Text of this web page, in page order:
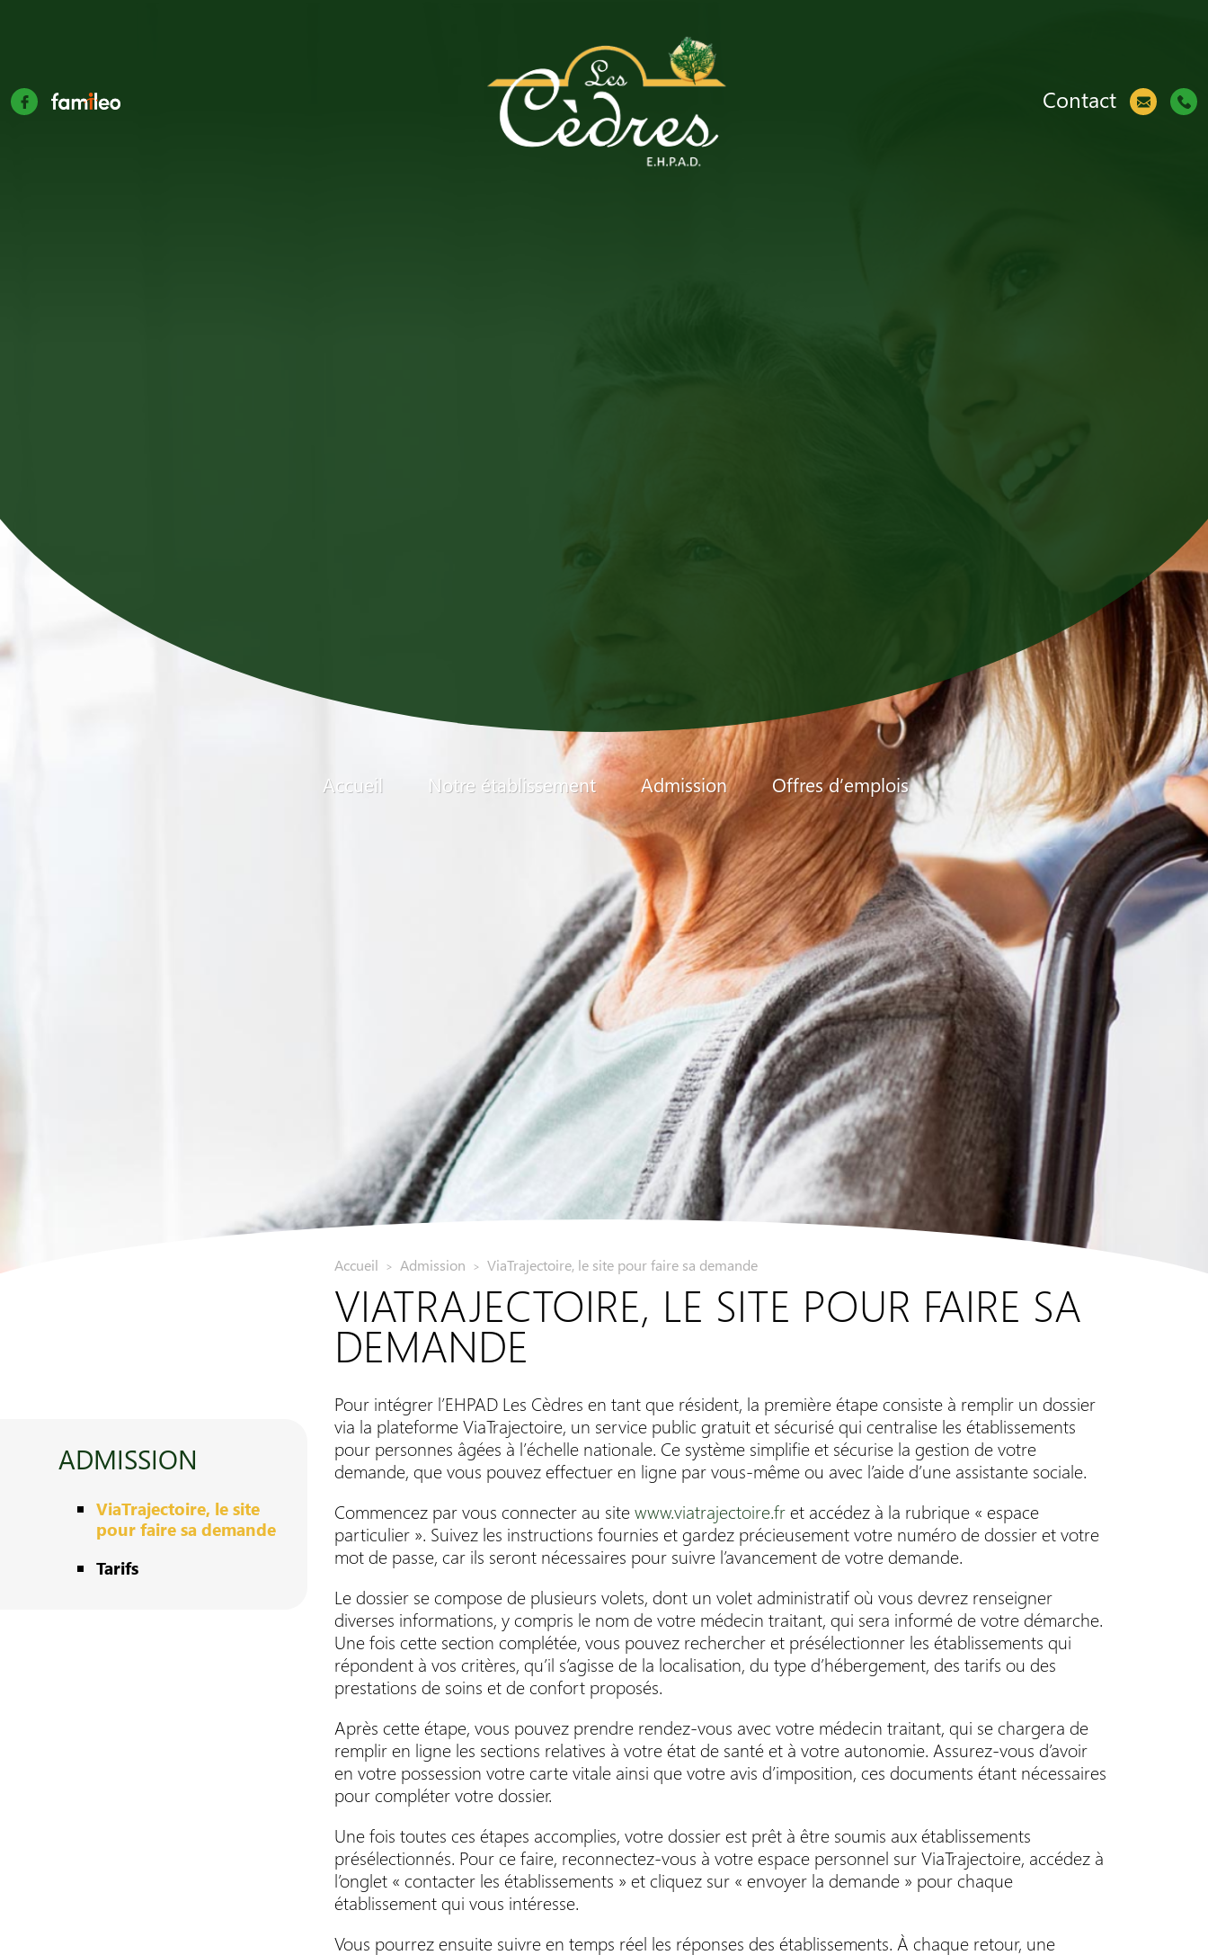
Contact
Accueil Notre établissement Admission Offres d’emplois
Accueil > Admission > ViaTrajectoire, le site pour faire sa demande
ADMISSION
ViaTrajectoire, le site
pour faire sa demande
Tarifs
VIATRAJECTOIRE, LE SITE POUR FAIRE SA
DEMANDE
Pour intégrer l’EHPAD Les Cèdres en tant que résident, la première étape consiste à remplir un dossier
via la plateforme ViaTrajectoire, un service public gratuit et sécurisé qui centralise les établissements
pour personnes âgées à l’échelle nationale. Ce système simplifie et sécurise la gestion de votre
demande, que vous pouvez effectuer en ligne par vous-même ou avec l’aide d’une assistante sociale.
Commencez par vous connecter au sitewww.viatrajectoire.fret accédez à la rubrique « espace
particulier ». Suivez les instructions fournies et gardez précieusement votre numéro de dossier et votre
mot de passe, car ils seront nécessaires pour suivre l’avancement de votre demande.
Le dossier se compose de plusieurs volets, dont un volet administratif où vous devrez renseigner
diverses informations, y compris le nom de votre médecin traitant, qui sera informé de votre démarche.
Une fois cette section complétée, vous pouvez rechercher et présélectionner les établissements qui
répondent à vos critères, qu’il s’agisse de la localisation, du type d’hébergement, des tarifs ou des
prestations de soins et de confort proposés.
Après cette étape, vous pouvez prendre rendez-vous avec votre médecin traitant, qui se chargera de
remplir en ligne les sections relatives à votre état de santé et à votre autonomie. Assurez-vous d’avoir
en votre possession votre carte vitale ainsi que votre avis d’imposition, ces documents étant nécessaires
pour compléter votre dossier.
Une fois toutes ces étapes accomplies, votre dossier est prêt à être soumis aux établissements
présélectionnés. Pour ce faire, reconnectez-vous à votre espace personnel sur ViaTrajectoire, accédez à
l’onglet « contacter les établissements » et cliquez sur « envoyer la demande » pour chaque
établissement qui vous intéresse.
Vous pourrez ensuite suivre en temps réel les réponses des établissements. À chaque retour, une